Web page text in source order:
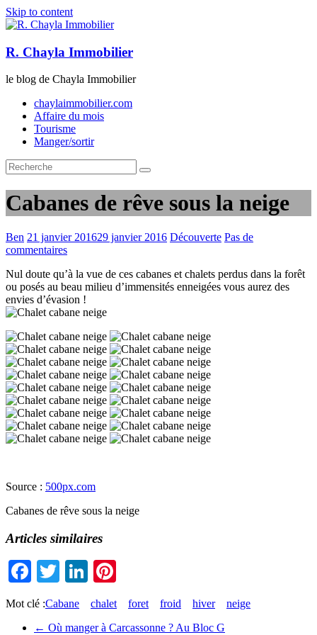
Skip to content
R. Chayla Immobilier
le blog de Chayla Immobilier
chaylaimmobilier.com
Affaire du mois
Tourisme
Manger/sortir
Cabanes de rêve sous la neige
Ben 21 janvier 201629 janvier 2016 Découverte Pas de
commentaires
Nul doute qu’à la vue de ces cabanes et chalets perdus dans la forêt
ou posés au beau milieu d’immensités enneigées vous aurez des
envies d’évasion !
Source : 500px.com
Cabanes de rêve sous la neige
Articles similaires
Facebook
TwitterLinkedIn
Mot clé :Cabane chalet foret froid hiver
neige
← Où manger à Carcassonne ? Au Bloc G